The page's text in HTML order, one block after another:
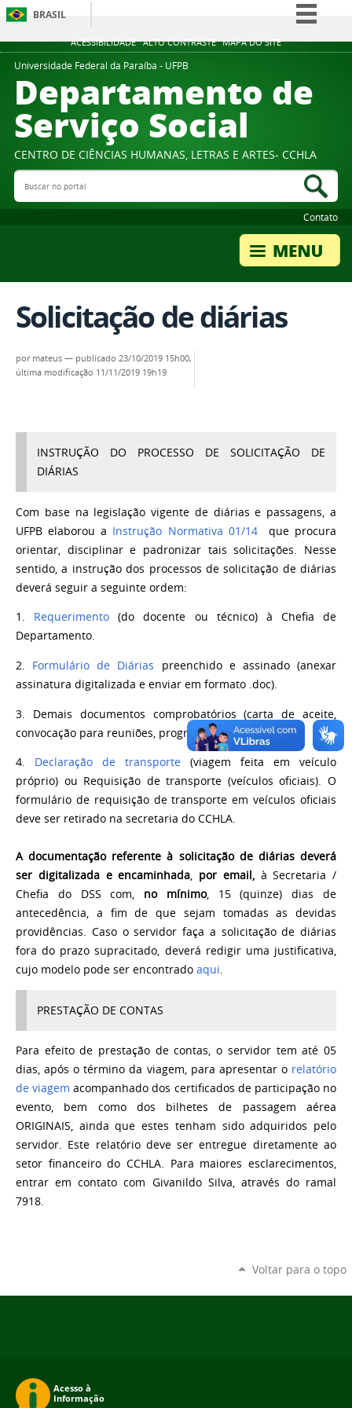
ACESSIBILIDADE ALTO CONTRASTE MAPA DO SITE
BRASIL
Simplifique!
Participe
Acesso à informação
Legislação
Universidade Federal da Paraíba - UFPB
Departamento de
Serviço Social
CENTRO DE CIÊNCIAS HUMANAS, LETRAS E ARTES- CCHLA
Buscar no portal
Contato
Solicitação de diárias
por mateus — publicado 23/10/2019 15h00,
última modificação 11/11/2019 19h19
INSTRUÇÃO DO PROCESSO DE SOLICITAÇÃO DE
DIÁRIAS
Com base na legislação vigente de diárias e passagens, a
UFPB elaborou a Instrução Normativa 01/14que procura
orientar, disciplinar e padronizar tais solicitações. Nesse
sentido, a instrução dos processos de solicitação de diárias
deverá seguir a seguinte ordem:
1. Requerimento
(do docente ou técnico) à Chefia de
Departamento.
2. Formulário de Diárias preenchido e assinado (anexar
assinatura digitalizada e enviar em formato .doc).
3. Demais documentos comprobatórios (carta de aceite,
convocação para reuniões, programação, folder, etc);
4. Declaração de transporte (viagem feita em veículo
próprio) ou Requisição de transporte (veículos oficiais). O
formulário de requisição de transporte em veículos oficiais
deve ser retirado na secretaria do CCHLA.
A documentação referente à solicitação de diárias deverá
ser digitalizada e encaminhada, por email,à Secretaria /
Chefia do DSS com, no mínimo, 15 (quinze) dias de
antecedência, a fim de que sejam tomadas as devidas
providências. Caso o servidor faça a solicitação de diárias
fora do prazo supracitado, deverá redigir uma justificativa,
cujo modelo pode ser encontrado aqui.
PRESTAÇÃO DE CONTAS
Para efeito de prestação de contas, o servidor tem até 05
dias, após o término da viagem, para apresentar o relatório
de viagem acompanhado dos certificados de participação no
evento, bem como dos bilhetes de passagem aérea
ORIGINAIS, ainda que estes tenham sido adquiridos pelo
servidor. Este relatório deve ser entregue diretamente ao
setor financeiro do CCHLA. Para maiores esclarecimentos,
entrar em contato com Givanildo Silva, através do ramal
7918.
Voltar para o topo